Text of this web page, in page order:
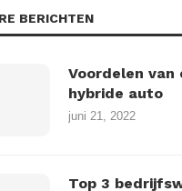
BERICHTEN
Voordelen van
hybride auto
juni 21, 2022
Top 3